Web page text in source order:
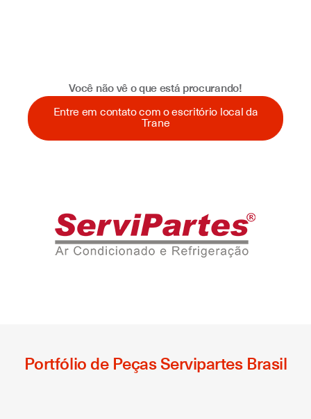
Você não vê o que está procurando!
Entre em contato com o escritório local da
Trane
Portfólio de Peças Servipartes Brasil